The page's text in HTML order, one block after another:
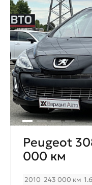
Peugeot
000 км
2010 243 000 км